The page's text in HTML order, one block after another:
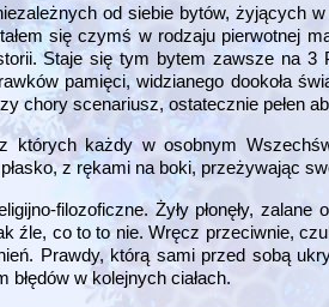
od siebie bytów, żyjących
się czymś w rodzaju pierwotnej
Staje się tym bytem zawsze na 3
pamięci, widzianego dookoła
chory scenariusz, ostatecznie pełen
każdy w osobnym
z rękami na boki, przeżywając
filozoficzne. Żyły płonęły, zalane
źle, co to to nie. Wręcz przeciwnie,
Prawdy, którą sami przed sobą
błędów w kolejnych ciałach.